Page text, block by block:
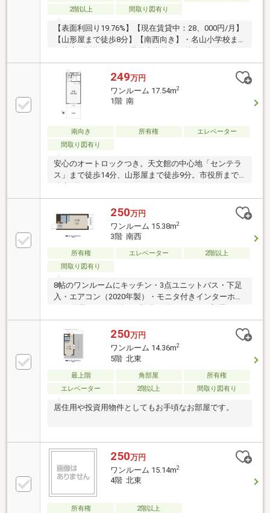
2階以上
間取り図有り
【表面利回り19.76%】【現在賃貸中：28、000円/月】
【山形屋まで徒歩8分】【南西向き】・名山小学校ま
249万円
ワンルーム 17.54m2
1階 南
南向き 所有権
エレベーター
間取り図有り
安心のオートロックつき。天文館の中心地「センテラ
ス」まで徒歩14分、山形屋まで徒歩9分。市役所まで
250万円
ワンルーム 15.38m2
3階 南西
所有権 エレベーター
2階以上
間取り図有り
8帖のワンルームにキッチン・3点ユニットバス・下足
入・エアコン（2020年製）・モニタ付きインターホ
す。
250万円
ワンルーム 14.36m2
5階 北東
最上階 角部屋
所有権
エレベーター
2階以上 間取り図有り
居住用や投資用物件としてもお手頃なお部屋です。
250万円
ワンルーム 15.14m2
4階 北東
所有権 2階以上